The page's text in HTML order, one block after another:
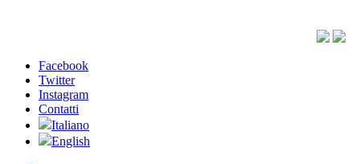
Facebook
Twitter
Instagram
Contatti
Italiano
English